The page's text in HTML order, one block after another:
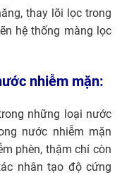
thay lõi lọc trong
hệ thống màng lọc
nhiễm mặn:
những loại nước
nước nhiễm mặn
phèn, thậm chí còn
nhân tạo độ cứng